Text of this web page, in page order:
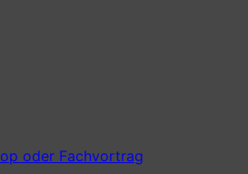
oder Fachvortrag